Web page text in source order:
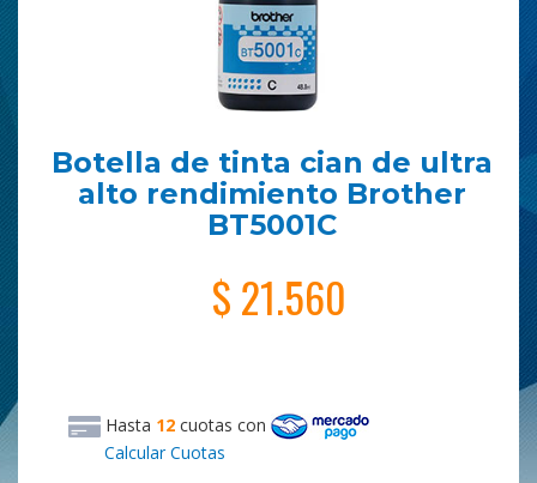
Botella de tinta cian de ultra
alto rendimiento Brother
BT5001C
$ 21.560
Hasta 12 cuotas con
Calcular Cuotas